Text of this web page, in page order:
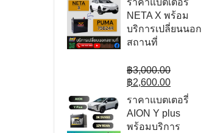
฿9,000.00.
is:
฿7,500.00.
ราคาแบตเตอรี่
NETA X พร้อม
บริการเปลี่ยนนอก
สถานที่
฿3,000.00Original
price
was:
฿3,000.00.
฿2,600.00Current
price
is:
฿2,600.00.
ราคาแบตเตอรี่
AION Y plus
พร้อมบริการ